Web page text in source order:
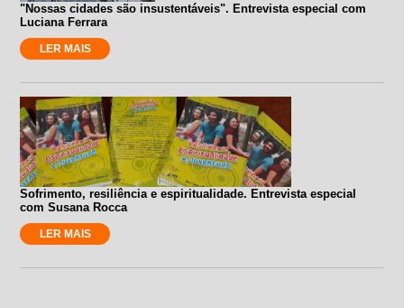
"Nossas cidades são insustentáveis". Entrevista especial com
Luciana Ferrara
LER MAIS
Sofrimento, resiliência e espiritualidade. Entrevista especial
com Susana Rocca
LER MAIS